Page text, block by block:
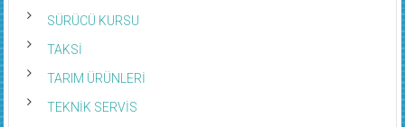
SÜRÜCÜ KURSU
TAKSİ
TARIM ÜRÜNLERİ
TEKNİK SERVİS